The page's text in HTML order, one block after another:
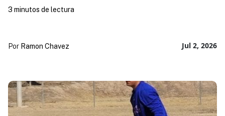
Jul 2, 2026
Por Ramon Chavez
3 minutos de lectura